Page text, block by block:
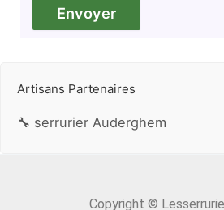
Artisans Partenaires
🔧 serrurier Auderghem
Copyright ©